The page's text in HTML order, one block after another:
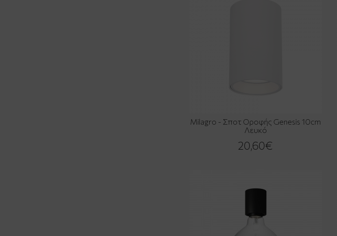
Milagro - Σποτ Οροφής Genesis 10cm
Λευκό
20,60€